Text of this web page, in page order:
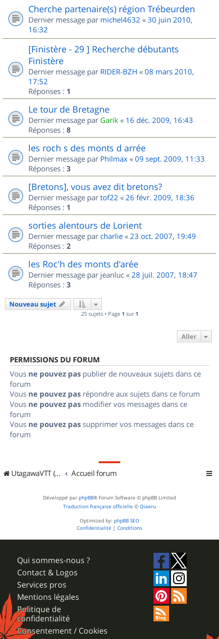
Cherche partenaire(s) région Trébeurden
Dernier message par michel4632 « 30 juin 2010,
16:32
[Finistère - 29 ] Recherche débutants
Finistère
Dernier message par RIDER-BZH « 08 mars 2010,
17:52
Réponses : 1
Le tour de Bretagne
Dernier message par Garik « 16 déc. 2009, 16:43
Réponses : 8
les roch s des monts d arrée
Dernier message par Philmax « 09 sept. 2009, 11:33
Réponses : 3
[Bretons], vous avez dit bretons?
Dernier message par tof22 « 26 févr. 2009, 18:36
Réponses : 1
sorties alentours de Lorient
Dernier message par charlie « 23 oct. 2007, 19:49
Réponses : 2
les Roc'h des monts d'arée
Dernier message par jeanluc « 28 juil. 2007, 18:47
Réponses : 3
Nouveau sujet
25 sujets • Page 1 sur 1
Aller
PERMISSIONS DU FORUM
Vous ne pouvez pas publier de nouveaux sujets dans ce
forum
Vous ne pouvez pas répondre aux sujets dans ce forum
Vous ne pouvez pas modifier vos messages dans ce
forum
Vous ne pouvez pas supprimer vos messages dans ce
forum
UtagawaVTT (Randos VTT et VTTAE avec traces GPS) Accueil forum
Développé par phpBB® Forum Software © phpBB Limited
Traduction française officielle © Qiaeru
Optimized by: phpBB SEO
Confidentialité | Conditions
Qui sommes-nous ?
Contact & Logos
Services pros
Mentions légales
Politique de
confidentialité
Consentement / Cookies